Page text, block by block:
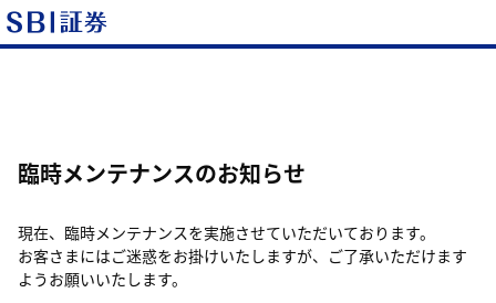
臨時メンテナンスのお知らせ
現在、臨時メンテナンスを実施させていただいております。
お客さまにはご迷惑をお掛けいたしますが、ご了承いただけます
ようお願いいたします。